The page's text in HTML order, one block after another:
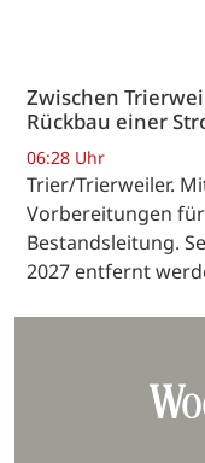
Zwischen
Rückbau einer
06:28 Uhr
Trier/Trierweiler.
Vorbereitungen
Bestandsleitung.
2027 entfernt